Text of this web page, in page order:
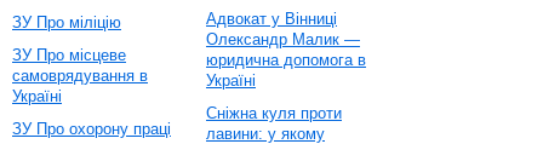
ЗУ Про міліцію
ЗУ Про місцеве
самоврядування в
Україні
ЗУ Про охорону праці
Адвокат у Вінниці
Олександр Малик —
юридична допомога в
Україні
Сніжна куля проти
лавини: у якому